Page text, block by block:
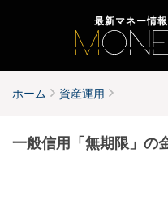
最新マネー情
ホーム 資産運用
一般信用「無期限」の